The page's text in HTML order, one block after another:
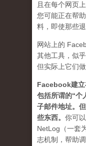
且在每个网页
您可能正在帮
料，即使那些
网站上的
其他工具，似
但实际上它们
Facebook建立
包括所谓的“个
子邮件地址。
些东西。 你可
NetLog（一套
志机制，帮助